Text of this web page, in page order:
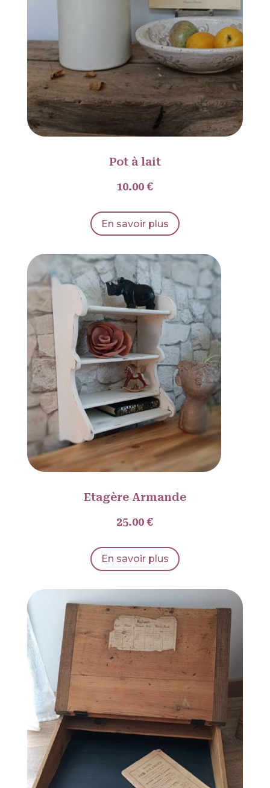
Pot à lait
10.00 €
En savoir plus
Etagère Armande
25.00 €
En savoir plus